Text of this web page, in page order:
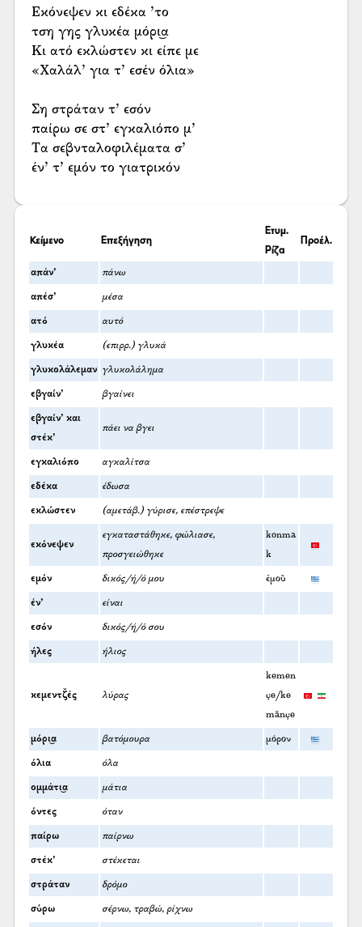
Εκόνεψεν κι εδέκα ’το
τση γης γλυκέα μόρι͜α
Κι ατό εκλώστεν κι είπε με
«Χαλάλ’ για τ’ εσέν όλια»
Ση στράταν τ’ εσόν
παίρω σε στ’ εγκαλιόπο μ’
Τα σεβνταλοφιλέματα σ’
έν’ τ’ εμόν το γιατρικόν
Κείμενο Επεξήγηση
Ετυμ.
Ρίζα
Προέλ.
απάν’ πάνω
απέσ’ μέσα
ατό αυτό
γλυκέα (επιρρ.) γλυκά
γλυκολάλεμαν γλυκολάλημα
εβγαίν’ βγαίνει
εβγαίν’ και
στέκ’
πάει να βγει
εγκαλιόπο αγκαλίτσα
εδέκα έδωσα
εκλώστεν (αμετάβ.) γύρισε, επέστρεψε
εκόνεψεν
εγκαταστάθηκε, φώλιασε,
προσγειώθηκε
konma
k
εμόν δικός/ή/ό μου ἐμοῦ
έν’ είναι
εσόν δικός/ή/ό σου
ήλες ήλιος
κεμεντζ̌ές λύρας
kemen
çe/ke
mānçe
μόρι͜α βατόμουρα μόρον
όλια όλα
ομμάτι͜α μάτια
όντες όταν
παίρω παίρνω
στέκ’ στέκεται
στράταν δρόμο
σύρω σέρνω, τραβώ, ρίχνω